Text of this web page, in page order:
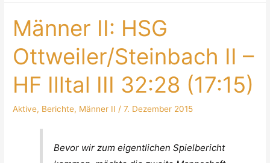
Männer II: HSG
Ottweiler/Steinbach II –
HF Illtal III 32:28 (17:15)
Aktive, Berichte, Männer II /7. Dezember 2015
Bevor wir zum eigentlichen Spielbericht